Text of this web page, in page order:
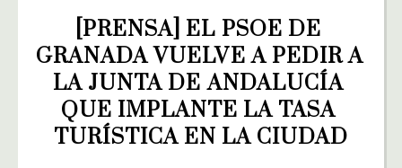
[PRENSA] EL PSOE DE
GRANADA VUELVE A PEDIR A
LA JUNTA DE ANDALUCÍA
QUE IMPLANTE LA TASA
TURÍSTICA EN LA CIUDAD